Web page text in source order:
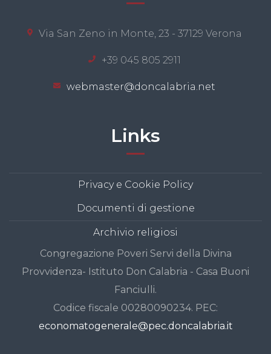
Via San Zeno in Monte, 23 - 37129 Verona
+39 045 805 2911
webmaster@doncalabria.net
Links
Privacy e Cookie Policy
Documenti di gestione
Archivio religiosi
Congregazione Poveri Servi della Divina
Provvidenza- Istituto Don Calabria - Casa Buoni
Fanciulli.
Codice fiscale 00280090234. PEC:
economatogenerale@pec.doncalabria.it